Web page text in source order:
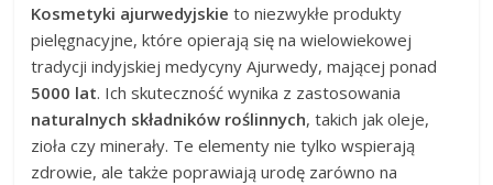
Kosmetyki ajurwedyjskie to niezwykłe produkty
pielęgnacyjne, które opierają się na wielowiekowej
tradycji indyjskiej medycyny Ajurwedy, mającej ponad
5000 lat. Ich skuteczność wynika z zastosowania
naturalnych składników roślinnych, takich jak oleje,
zioła czy minerały. Te elementy nie tylko wspierają
zdrowie, ale także poprawiają urodę zarówno na